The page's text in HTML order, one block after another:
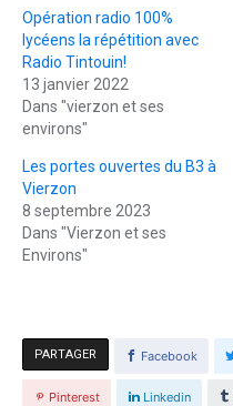
Opération radio 100%
lycéens la répétition avec
Radio Tintouin!
13 janvier 2022
Dans "vierzon et ses
environs"
Les portes ouvertes du B3 à
Vierzon
8 septembre 2023
Dans "Vierzon et ses
Environs"
PARTAGER Facebook
Pinterest Linkedin